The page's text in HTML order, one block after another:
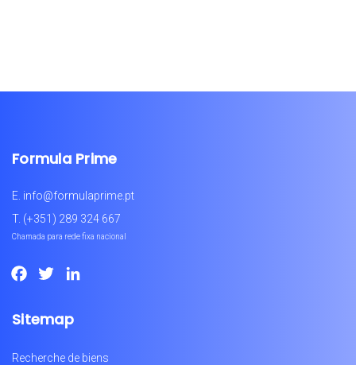
Formula Prime
E. info@formulaprime.pt
T. (+351) 289 324 667
Chamada para rede fixa nacional
Facebook
Twitter
Sitemap
Recherche de biens